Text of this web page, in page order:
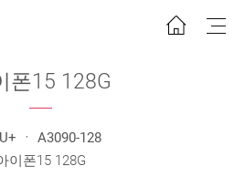
폰15 128G
ㆍ A3090-128
이폰15 128G